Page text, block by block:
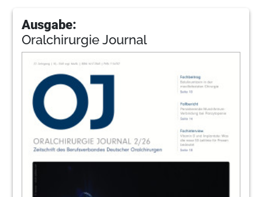
Ausgabe:
Oralchirurgie Journal